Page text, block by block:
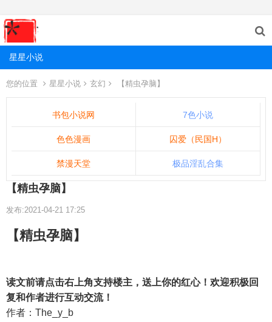
星星小说
您的位置 星星小说 玄幻 【精虫孕脑】
书包小说网 7色小说
色色漫画 囚爱（民国H）
禁漫天堂 极品淫乱合集
【精虫孕脑】
发布:2021-04-21 17:25
【精虫孕脑】
读文前请点击右上角支持楼主，送上你的红心！欢迎积极回
复和作者进行互动交流！
作者：The_y_b